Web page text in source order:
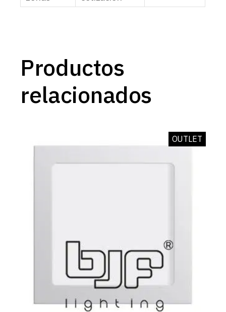
Productos
relacionados
OUTLET